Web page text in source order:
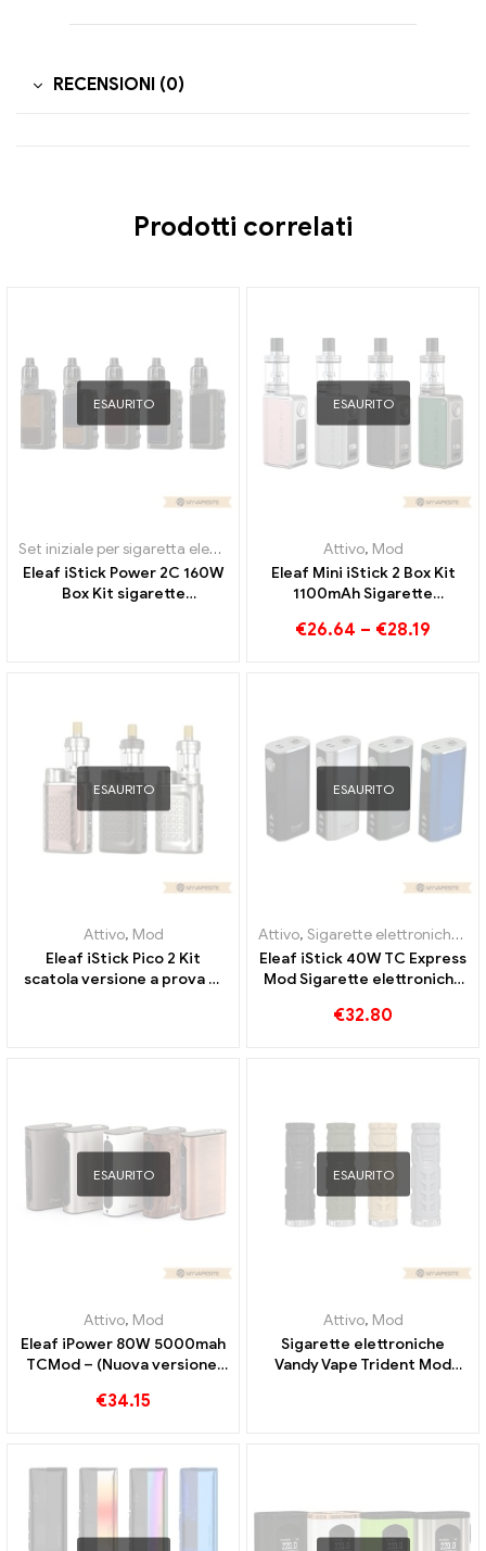
RECENSIONI (0)
Prodotti correlati
ESAURITO
Set iniziale per sigaretta elettronica
Eleaf iStick Power 2C 160W
Box Kit sigarette
ESAURITO
Attivo, Mod
Eleaf Mini iStick 2 Box Kit
1100mAh Sigarette
Personalizzato
€26.64 – €28.19
ESAURITO
Attivo, Mod
Eleaf iStick Pico 2 Kit
scatola versione a prova di
ESAURITO
Attivo, Sigarette elettroniche usa e getta Belgio
Eleaf iStick 40W TC Express
Mod Sigarette elettroniche
€32.80
ESAURITO
Attivo, Mod
Eleaf iPower 80W 5000mah
TCMod – (Nuova versione:
Commercio all'ingrosso di
€34.15
ESAURITO
Attivo, Mod
Sigarette elettroniche
Vandy Vape Trident Mod